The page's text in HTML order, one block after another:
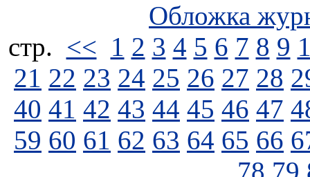
Обложка
стp. << 1 2 3 4 5 6 7 8 9
21 22 23 24 25 26 27 28
40 41 42 43 44 45 46 47
59 60 61 62 63 64 65 66